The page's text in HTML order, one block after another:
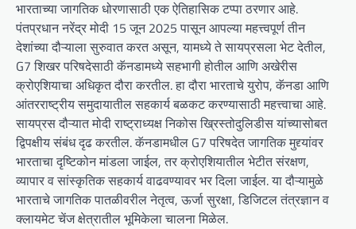
भारताच्या जागतिक धोरणासाठी एक ऐतिहासिक टप्पा ठरणार आहे.
पंतप्रधान नरेंद्र मोदी 15 जून 2025 पासून आपल्या महत्त्वपूर्ण तीन
देशांच्या दौऱ्याला सुरुवात करत असून, यामध्ये ते सायप्रसला भेट देतील,
G7 शिखर परिषदेसाठी कॅनडामध्ये सहभागी होतील आणि अखेरीस
क्रोएशियाचा अधिकृत दौरा करतील. हा दौरा भारताचे युरोप, कॅनडा आणि
आंतरराष्ट्रीय समुदायातील सहकार्य बळकट करण्यासाठी महत्त्वाचा आहे.
सायप्रस दौऱ्यात मोदी राष्ट्राध्यक्ष निकोस ख्रिस्तोदुलिडीस यांच्यासोबत
द्विपक्षीय संबंध दृढ करतील. कॅनडामधील G7 परिषदेत जागतिक मुद्द्यांवर
भारताचा दृष्टिकोन मांडला जाईल, तर क्रोएशियातील भेटीत संरक्षण,
व्यापार व सांस्कृतिक सहकार्य वाढवण्यावर भर दिला जाईल. या दौऱ्यामुळे
भारताचे जागतिक पातळीवरील नेतृत्व, ऊर्जा सुरक्षा, डिजिटल तंत्रज्ञान व
क्लायमेट चेंज क्षेत्रातील भूमिकेला चालना मिळेल.